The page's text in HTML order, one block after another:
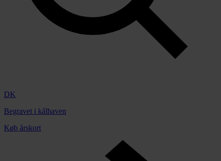
DK
Begravet i kålhaven
Køb årskort